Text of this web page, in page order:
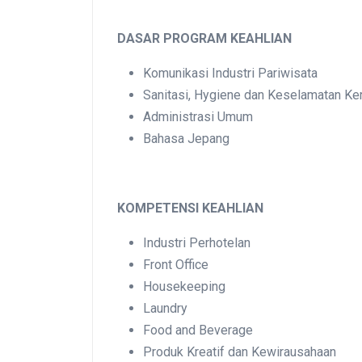
DASAR PROGRAM KEAHLIAN
Komunikasi Industri Pariwisata
Sanitasi, Hygiene dan Keselamatan
Administrasi Umum
Bahasa Jepang
KOMPETENSI KEAHLIAN
Industri Perhotelan
Front Office
Housekeeping
Laundry
Food and Beverage
Produk Kreatif dan Kewirausahaan